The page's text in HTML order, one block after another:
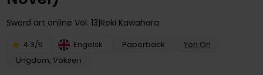
Sword art online Vol. 13 Reki Kawahara
4.3/5 Engelsk Paperback
Yen On
Ungdom, Voksen